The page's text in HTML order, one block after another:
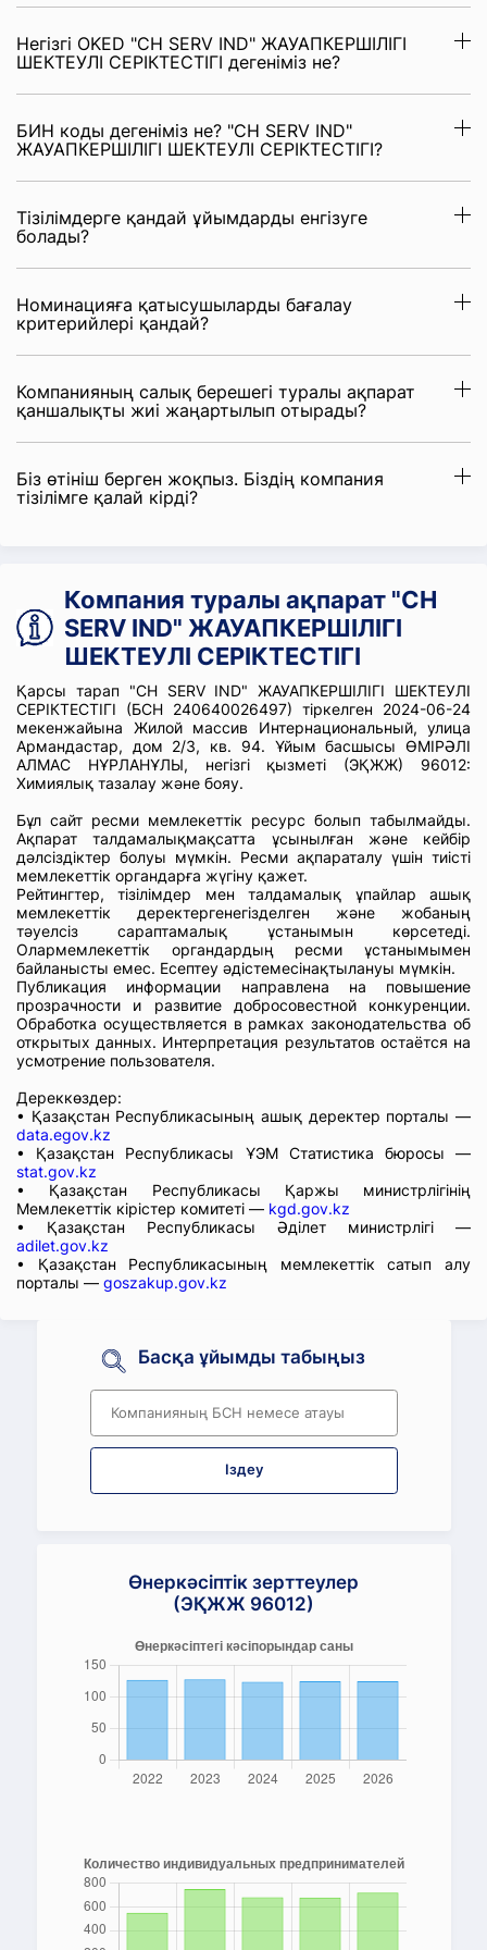
Негізгі OKED "CH SERV IND" ЖАУАПКЕРШІЛІГІ
ШЕКТЕУЛІ СЕРІКТЕСТІГІ дегеніміз не?
БИН коды дегеніміз не? "CH SERV IND"
ЖАУАПКЕРШІЛІГІ ШЕКТЕУЛІ СЕРІКТЕСТІГІ?
Тізілімдерге қандай ұйымдарды енгізуге
болады?
Номинацияға қатысушыларды бағалау
критерийлері қандай?
Компанияның салық берешегі туралы ақпарат
қаншалықты жиі жаңартылып отырады?
Біз өтініш берген жоқпыз. Біздің компания
тізілімге қалай кірді?
Компания туралы ақпарат "CH
SERV IND" ЖАУАПКЕРШІЛІГІ
ШЕКТЕУЛІ СЕРІКТЕСТІГІ
Қарсы тарап "CH SERV IND" ЖАУАПКЕРШІЛІГІ ШЕКТЕУЛІ
СЕРІКТЕСТІГІ (БСН 240640026497) тіркелген 2024-06-24
мекенжайына Жилой массив Интернациональный, улица
Армандастар, дом 2/3, кв. 94. Ұйым басшысы ӨМІРӘЛІ
АЛМАС НҰРЛАНҰЛЫ, негізгі қызметі (ЭҚЖЖ) 96012:
Химиялық тазалау және бояу.
Бұл сайт ресми мемлекеттік ресурс болып табылмайды.
Ақпарат талдамалықмақсатта ұсынылған және кейбір
дәлсіздіктер болуы мүмкін. Ресми ақпараталу үшін тиісті
мемлекеттік органдарға жүгіну қажет.
Рейтингтер, тізілімдер мен талдамалық ұпайлар ашық
мемлекеттік деректергенегізделген және жобаның
тәуелсіз сараптамалық ұстанымын көрсетеді.
Олармемлекеттік органдардың ресми ұстанымымен
байланысты емес. Есептеу әдістемесінақтылануы мүмкін.
Публикация информации направлена на повышение
прозрачности и развитие добросовестной конкуренции.
Обработка осуществляется в рамках законодательства об
открытых данных. Интерпретация результатов остаётся на
усмотрение пользователя.
Дереккөздер:
• Қазақстан Республикасының ашық деректер порталы —
data.egov.kz
• Қазақстан Республикасы ҰЭМ Статистика бюросы —
stat.gov.kz
• Қазақстан Республикасы Қаржы министрлігінің
Мемлекеттік кірістер комитеті — kgd.gov.kz
• Қазақстан Республикасы Әділет министрлігі —
adilet.gov.kz
• Қазақстан Республикасының мемлекеттік сатып алу
порталы — goszakup.gov.kz
Басқа ұйымды табыңыз
Іздеу
Өнеркәсіптік зерттеулер
(ЭҚЖЖ 96012)